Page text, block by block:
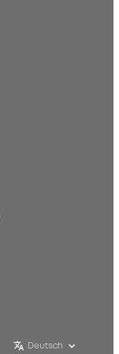
Deutsch